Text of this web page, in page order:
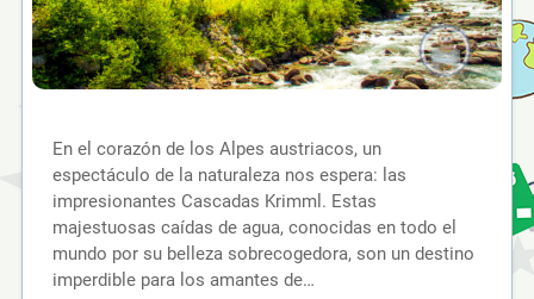
En el corazón de los Alpes austriacos, un
espectáculo de la naturaleza nos espera: las
impresionantes Cascadas Krimml. Estas
majestuosas caídas de agua, conocidas en todo el
mundo por su belleza sobrecogedora, son un destino
imperdible para los amantes de…